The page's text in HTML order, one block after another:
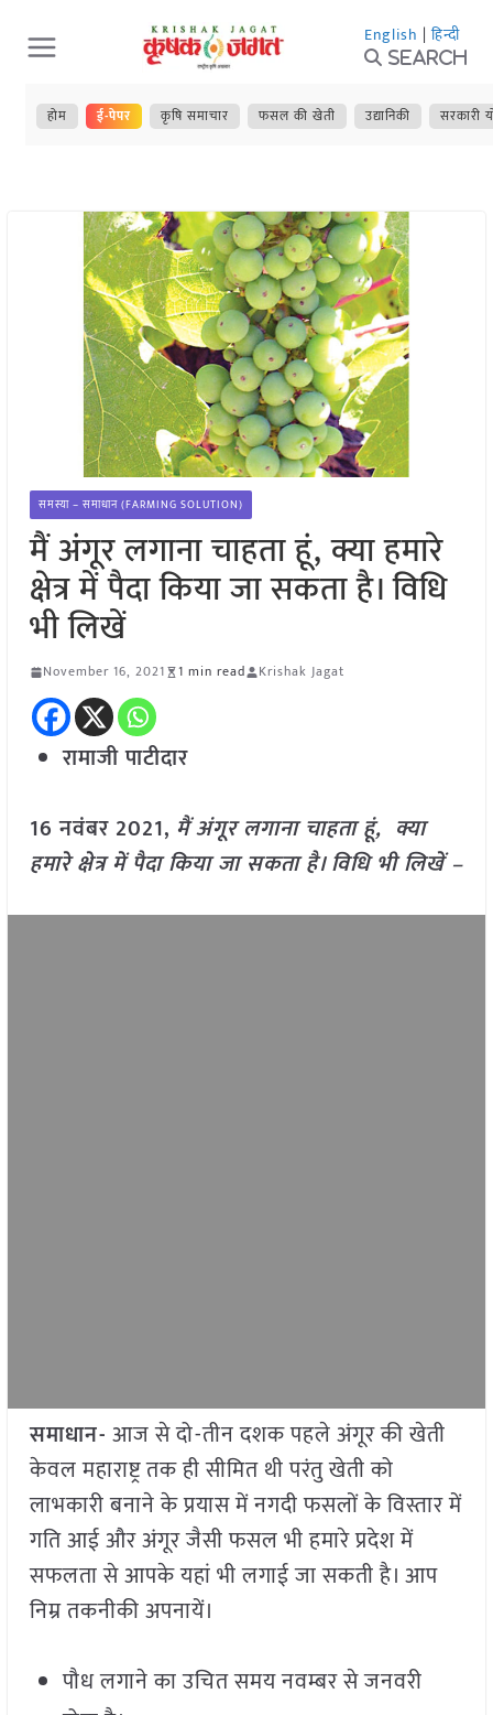
Skip
to
content
English | हिन्दी
Search
होम ई-पेपर कृषि समाचार फसल की खेती उद्यानिकी सरकारी
समस्या – समाधान (FARMING SOLUTION)
मैं अंगूर लगाना चाहता हूं, क्या हमारे
क्षेत्र में पैदा किया जा सकता है। विधि
भी लिखें
November 16, 2021 1 min read Krishak Jagat
रामाजी पाटीदार
16 नवंबर 2021, मैं अंगूर लगाना चाहता हूं, क्या
हमारे क्षेत्र में पैदा किया जा सकता है। विधि भी लिखें –
समाधान- आज से दो-तीन दशक पहले अंगूर की खेती
केवल महाराष्ट्र तक ही सीमित थी परंतु खेती को
लाभकारी बनाने के प्रयास में नगदी फसलों के विस्तार में
गति आई और अंगूर जैसी फसल भी हमारे प्रदेश में
सफलता से आपके यहां भी लगाई जा सकती है। आप
निम्र तकनीकी अपनायें।
पौध लगाने का उचित समय नवम्बर से जनवरी